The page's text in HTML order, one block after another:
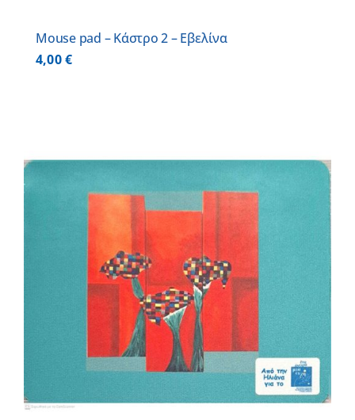
Mouse pad – Κάστρο 2 – Εβελίνα
4,00€